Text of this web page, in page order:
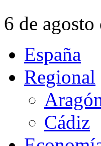
6 de
España
Regional
Cádiz